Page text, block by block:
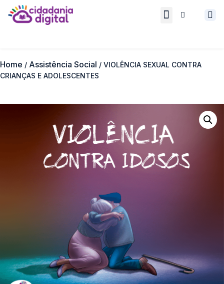
Home / Assistência Social / VIOLÊNCIA SEXUAL CONTRA
CRIANÇAS E ADOLESCENTES